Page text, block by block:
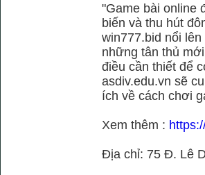
"Game bài online
biến và thu hút
win777.bid nổi
những tân thủ
điều cần thiết để
asdiv.edu.vn sẽ
ích về cách chơi
Xem thêm :
Địa chỉ: 75 Đ. Lê